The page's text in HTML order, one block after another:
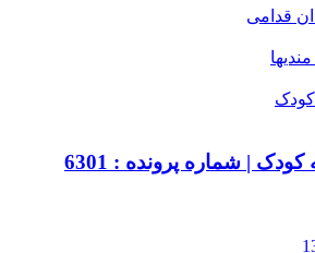
قدامی
| شماره پرونده : 6301